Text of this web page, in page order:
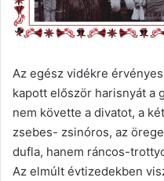
Az egész vidékre
kapott először harisnyát a
nem követte a divatot, a
zsebes- zsinóros, az
dufla, hanem ráncos-
Az elmúlt évtizedekben